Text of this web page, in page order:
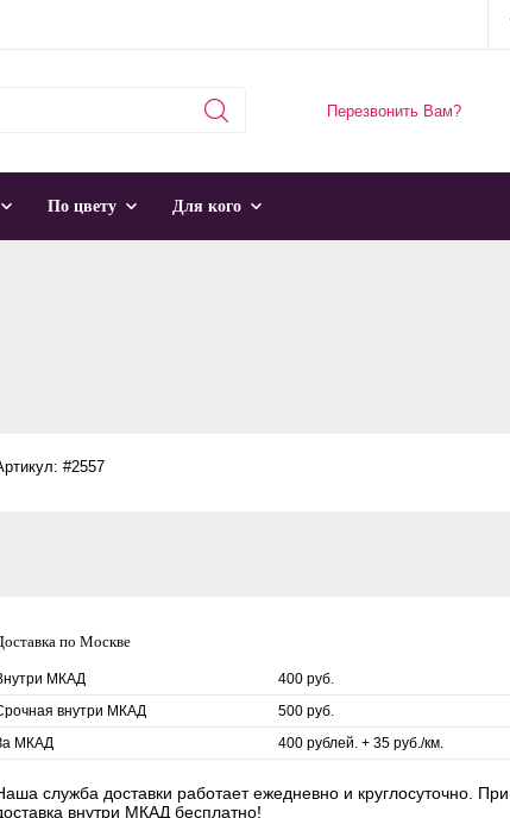
Перезвонить Вам?
По цвету Для кого
#2557
по Москве
МКАД 400 руб.
внутри МКАД
500 руб.
МКАД
400 рублей. + 35 руб./км.
служба доставки работает ежедневно и круглосуточно.
внутри МКАД бесплатно!